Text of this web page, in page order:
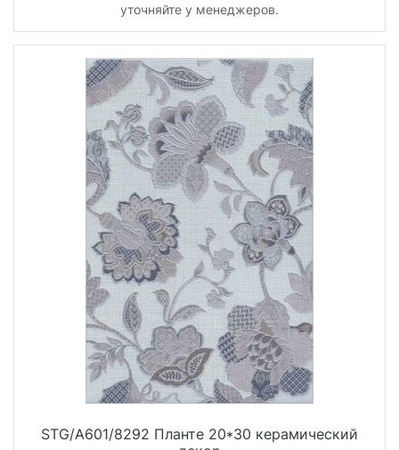
уточняйте у менеджеров.
STG/A601/8292 Планте 20*30 керамический